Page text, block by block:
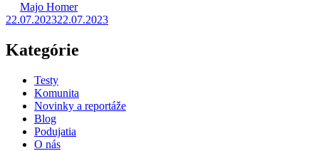
Majo Homer
22.07.202322.07.2023
Kategórie
Testy
Komunita
Novinky a reportáže
Blog
Podujatia
O nás